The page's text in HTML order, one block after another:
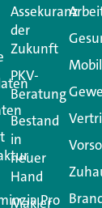
Ihre E-Mail-
Assekuranz
der
Zukunft
PKV-
Beratung
Bestand
in
neuer
Hand
Makler